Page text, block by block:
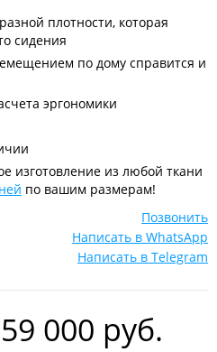
плотности, которая
сидения
по дому справится и
эргономики
изготовление из любой ткани
по вашим размерам!
Позвонить
Написать в WhatsApp
Написать в Telegram
59 000 руб.